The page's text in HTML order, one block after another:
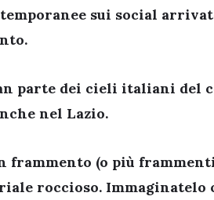
sui social
parte dei cieli italiani del
nel Lazio.
frammento (o più
roccioso. Immaginatelo